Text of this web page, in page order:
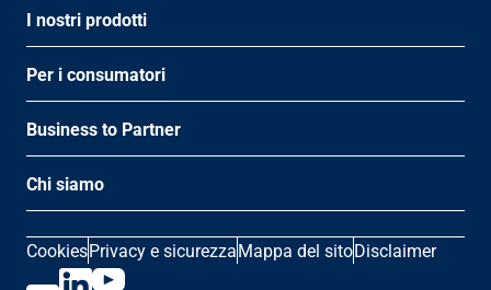
I nostri prodotti
Per i consumatori
Business to Partner
Chi siamo
CookiesPrivacy e sicurezzaMappa del sitoDisclaimer